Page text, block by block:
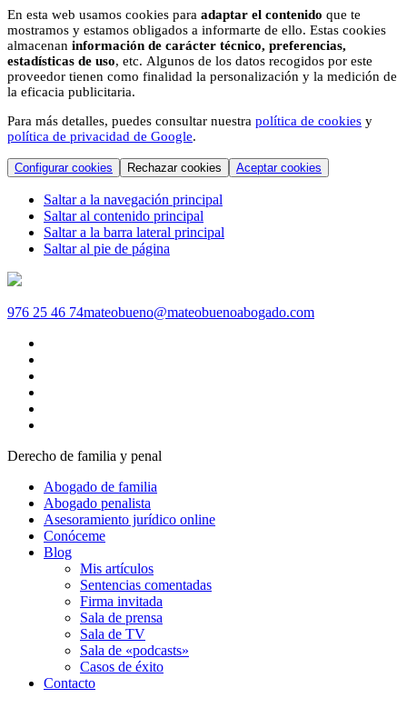
En esta web usamos cookies para adaptar el contenido que te
mostramos y estamos obligados a informarte de ello. Estas cookies
almacenan información de carácter técnico, preferencias,
estadísticas de uso, etc. Algunos de los datos recogidos por este
proveedor tienen como finalidad la personalización y la medición de
la eficacia publicitaria.
Para más detalles, puedes consultar nuestra política de cookies y
política de privacidad de Google.
Configurar cookies Rechazar cookies Aceptar cookies
Saltar a la navegación principal
Saltar al contenido principal
Saltar a la barra lateral principal
Saltar al pie de página
976 25 46 74mateobueno@mateobuenoabogado.com
Derecho de familia y penal
Abogado de familia
Abogado penalista
Asesoramiento jurídico online
Conóceme
Blog
Mis artículos
Sentencias comentadas
Firma invitada
Sala de prensa
Sala de TV
Sala de «podcasts»
Casos de éxito
Contacto